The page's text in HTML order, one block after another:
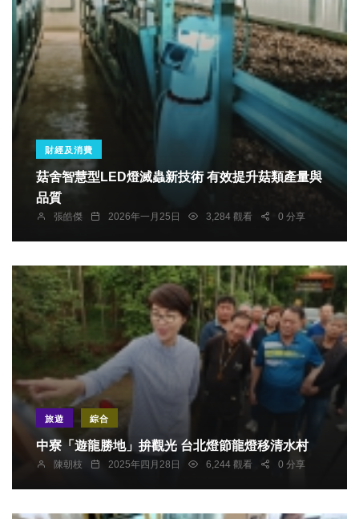
財經及消費
菇舍智慧型LED燈滅蟲新技術 有效提升菇類產量與
品質
張皓傑 2026年一月25日 3,284 觀看 0 分享
旅遊 綜合
中寮「遊龍勝地」拚觀光 台北燈節龍燈移清水村
陳朝枝 2025年四月28日 6,244 觀看 0 分享